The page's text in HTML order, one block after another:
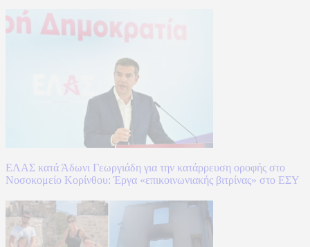
ΕΛΑΣ κατά Άδωνι Γεωργιάδη για την κατάρρευση οροφής στο
Νοσοκομείο Κορίνθου: Έργα «επικοινωνιακής βιτρίνας» στο ΕΣΥ